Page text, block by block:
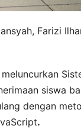
Farizi
siswa
dengan
.